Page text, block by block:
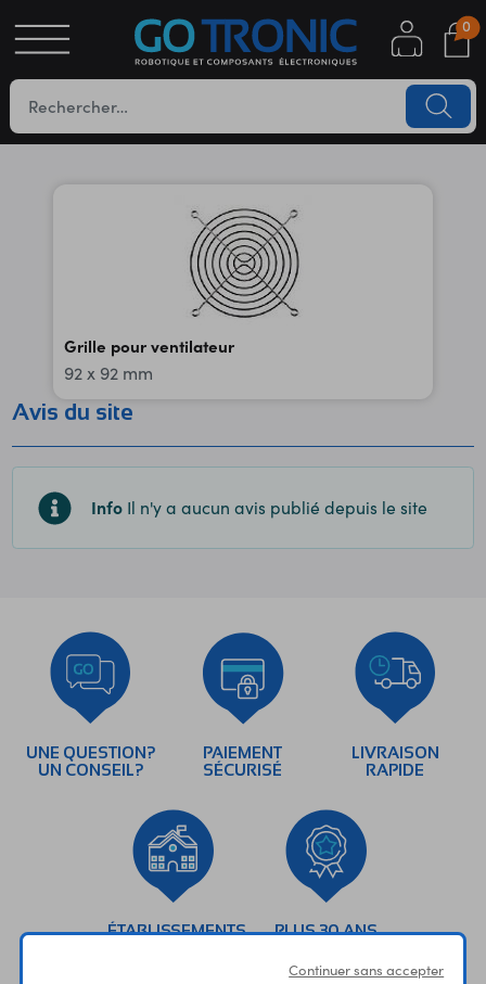
0
Grille pour ventilateur
92 x 92 mm
Avis du site
Info Il n'y a aucun avis publié depuis le site
UNE QUESTION?
UN CONSEIL?
PAIEMENT
SÉCURISÉ
LIVRAISON
RAPIDE
ÉTABLISSEMENTS
PLUS 30 ANS
Continuer sans accepter